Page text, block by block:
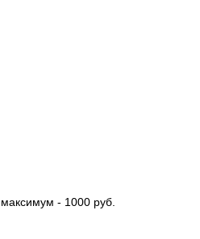
- 1000 руб.